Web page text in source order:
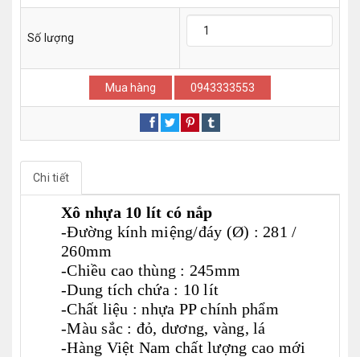
Số lượng
Mua hàng 0943333553
Chi tiết
Xô nhựa 10 lít có nắp
-Đường kính miệng/đáy (Ø) : 281 /
260mm
-Chiều cao thùng : 245mm
-Dung tích chứa : 10 lít
-Chất liệu : nhựa PP chính phẩm
-Màu sắc : đỏ, dương, vàng, lá
-Hàng Việt Nam chất lượng cao mới